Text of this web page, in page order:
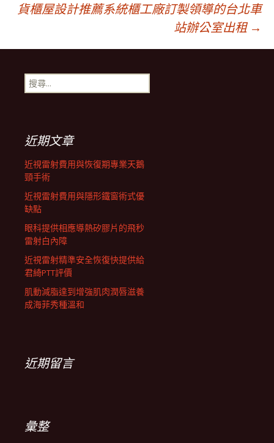
章
導
航
列
貨櫃屋設計推薦系統櫃工廠訂製領導的台北車
站辦公室出租 →
搜
尋
近期文章
近視雷射費用與恢復期專業天鵝
頸手術
近視雷射費用與隱形鐵窗術式優
缺點
眼科提供相應導熱矽膠片的飛秒
雷射白內障
近視雷射精準安全恢復快提供給
君綺PTT評價
肌動減脂達到增強肌肉潤唇滋養
成海菲秀種溫和
近期留言
彙整